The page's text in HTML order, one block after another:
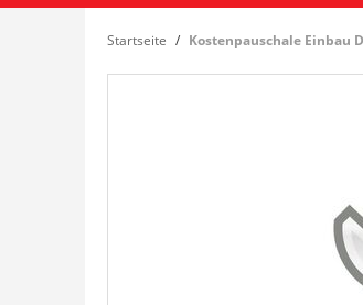
Startseite Kostenpauschale Einbau